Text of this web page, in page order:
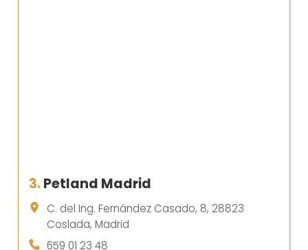
3.Petland Madrid
C. del Ing. Fernández Casado, 8, 28823
Coslada, Madrid
659 01 23 48